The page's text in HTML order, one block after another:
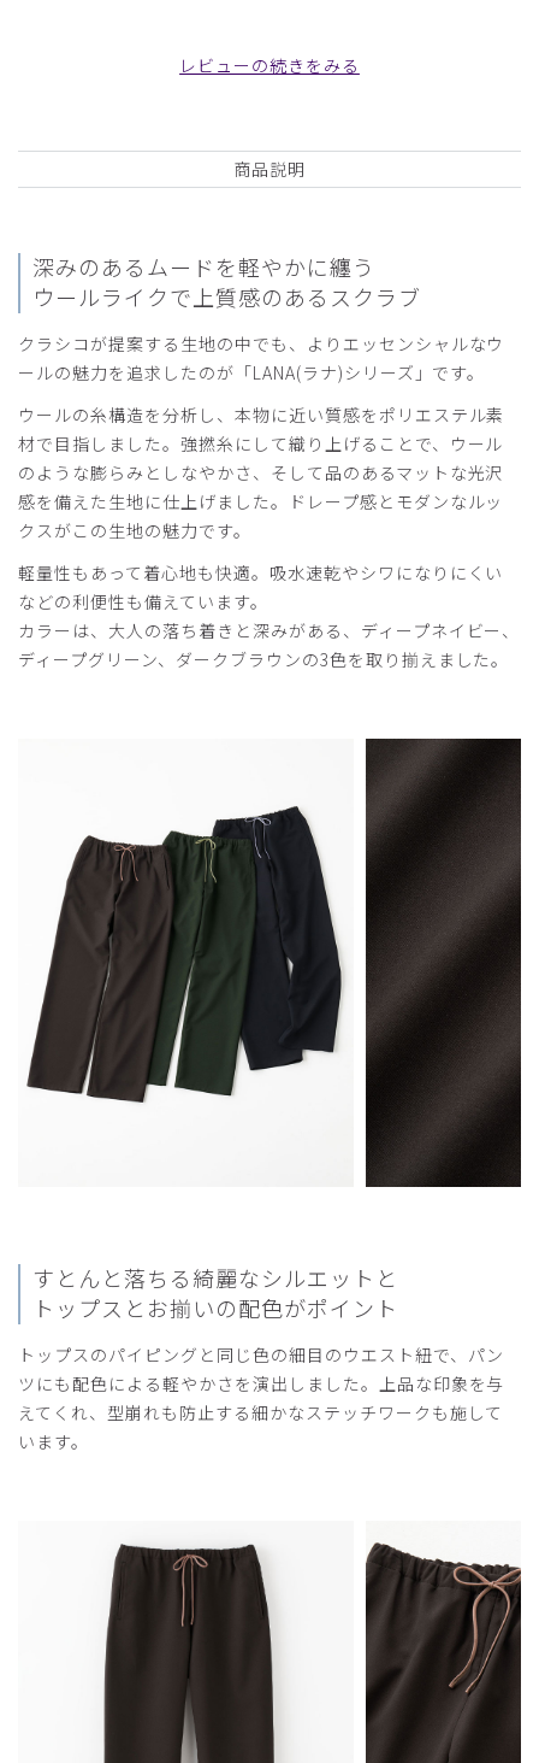
166-170cm 体重:56-60kg
着用初日、職場の方々から信じられないくらい多くのお褒め
の言葉をいただきました。普段は白衣を着用していたので膨
せ効果抜群なんですね。
商品： L34レディース:スクラブパンツ・LANA/ディープ
役に立った 0
ご購入者様
2024-03-06
年齢:60代 身長:151-155cm 体重:51-55kg
商品：L34レディース:スクラブパンツ・LANA/ディープ
ご購入者様
購入確認済み
年齢: 60代 身長: 150cm以下 46-50kg
上着丈が気に入ってます
袖口、襟のラインワンポイントが可愛い❤
商品：L34レディース:スクラブパンツ・LANA/ディープ
グリーン/S
アユミ様
購入確認済み
上下Ｌサイズ、ダークブラウンを購入しました。生地は薄め
ですが贅肉や下着は透けません。トップスは定番のスクラブ
(ナース服寄り)と比べたら短めですが、手を伸ばしてもお腹
が見えることはないです。高級感のある色味と質感でとても
役に立った
レビューの続きをみる
商品説明
深みのあるムードを軽やかに纏う
ウールライクで上質感のあるスクラブ
クラシコが提案する生地の中でも、よりエッセンシャルなウ
ールの魅力を追求したのが「LANA(ラナ)シリーズ」です。
ウールの糸構造を分析し、本物に近い質感をポリエステル素
材で目指しました。強撚糸にして織り上げることで、ウール
のような膨らみとしなやかさ、そして品のあるマットな光沢
感を備えた生地に仕上げました。ドレープ感とモダンなルッ
クスがこの生地の魅力です。
軽量性もあって着心地も快適。吸水速乾やシワになりにくい
などの利便性も備えています。
カラーは、大人の落ち着きと深みがある、ディープネイビー、
ディープグリーン、ダークブラウンの3色を取り揃えました。
すとんと落ちる綺麗なシルエットと
トップスとお揃いの配色がポイント
トップスのパイピングと同じ色の細目のウエスト紐で、パン
ツにも配色による軽やかさを演出しました。上品な印象を与
えてくれ、型崩れも防止する細かなステッチワークも施して
います。